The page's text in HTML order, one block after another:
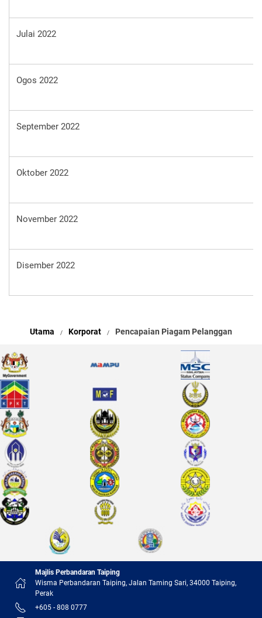
Julai 2022
Ogos 2022
September 2022
Oktober 2022
November 2022
Disember 2022
Utama Korporat Pencapaian Piagam Pelanggan
Majlis Perbandaran Taiping
Wisma Perbandaran Taiping, Jalan Taming Sari, 34000 Taiping,
Perak
+605 - 808 0777